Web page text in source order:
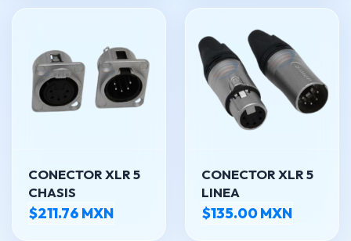
CONECTOR XLR 5
CHASIS
$211.76 MXN
CONECTOR XLR 5
LINEA
$135.00 MXN